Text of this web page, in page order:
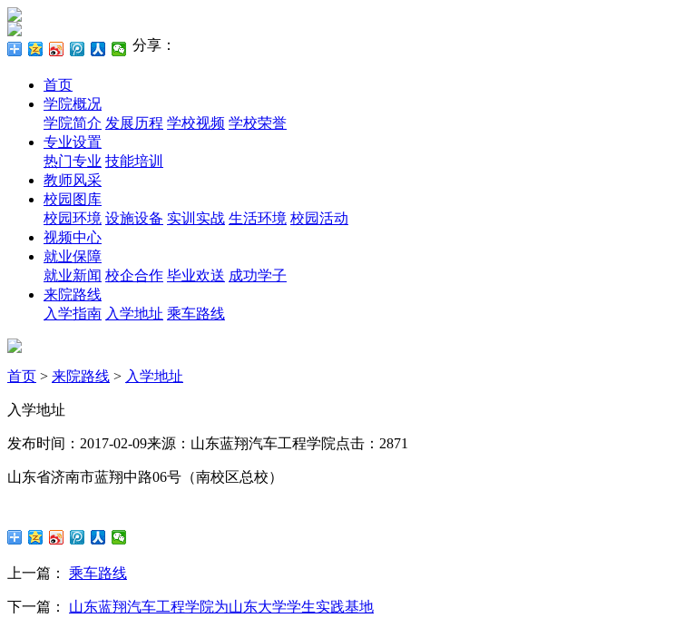
分享：
首页
学院概况
学院简介 发展历程 学校视频 学校荣誉
专业设置
热门专业 技能培训
教师风采
校园图库
校园环境 设施设备 实训实战 生活环境 校园活动
视频中心
就业保障
就业新闻 校企合作 毕业欢送 成功学子
来院路线
入学指南 入学地址 乘车路线
首页 > 来院路线 > 入学地址
入学地址
发布时间：2017-02-09来源：山东蓝翔汽车工程学院点击： 2871
山东省济南市蓝翔中路06号（南校区总校）
上一篇： 乘车路线
下一篇： 山东蓝翔汽车工程学院为山东大学学生实践基地